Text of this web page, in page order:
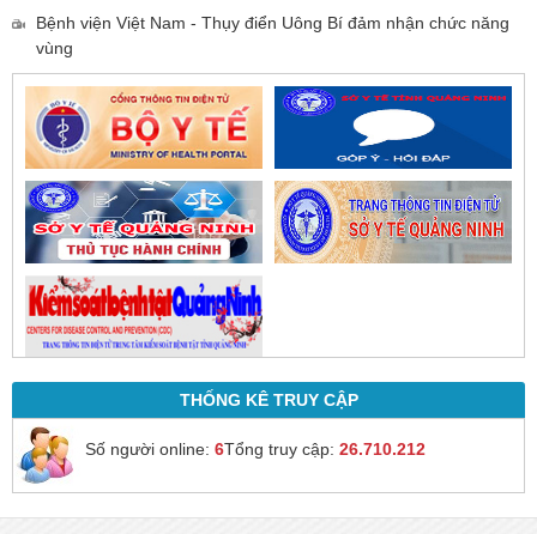
Bệnh viện Việt Nam - Thụy điển Uông Bí đảm nhận chức năng
vùng
THỐNG KÊ TRUY CẬP
Số người online: 6Tổng truy cập: 26.710.212